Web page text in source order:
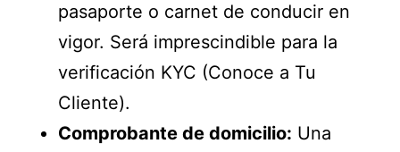
pasaporte o carnet de conducir en
vigor. Será imprescindible para la
verificación KYC (Conoce a Tu
Cliente).
Comprobante de domicilio: Una